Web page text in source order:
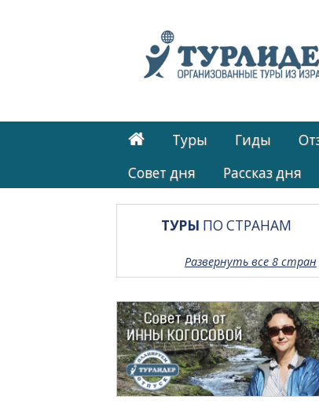
Туры Гиды
Cовет дня
Рассказ дня
ТУРЫ ПО СТРАНАМ
Развернуть все 8 стран